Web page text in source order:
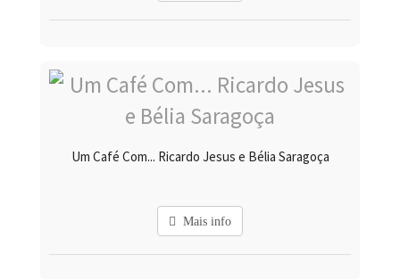
Um Café Com... Ricardo Jesus e Bélia Saragoça
Mais info